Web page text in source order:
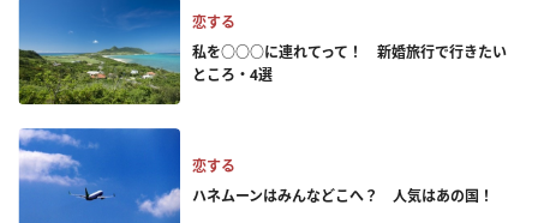
恋する
私を○○○に連れてって！ 新婚旅行で行きたい
ところ・4選
恋する
ハネムーンはみんなどこへ？ 人気はあの国！